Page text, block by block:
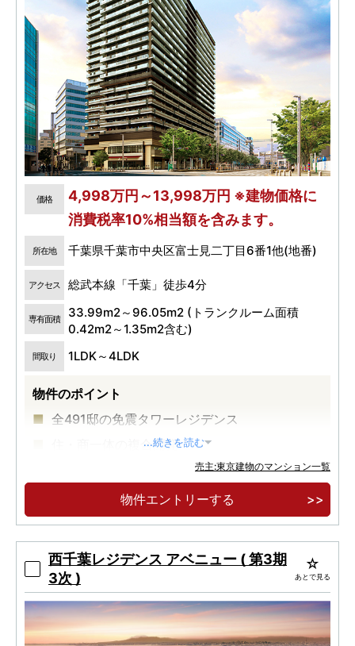
価格
4,998万円～13,998万円 ※建物価格に
消費税率10%相当額を含みます。
所在地 千葉県千葉市中央区富士見二丁目6番1他(地番)
アクセス 総武本線「千葉」徒歩4分
専有面積
33.99m2～96.05m2 (トランクルーム面積
0.42m2～1.35m2含む)
間取り 1LDK～4LDK
物件のポイント
全491邸の免震タワーレジデンス
住・商一体の複合開発
三越千葉店跡地 JR「千葉」駅徒歩４分
...続きを読む
売主:東京建物のマンション一覧
物件エントリーする
西千葉レジデンス アベニュー ( 第3期
3次 )
あとで見る